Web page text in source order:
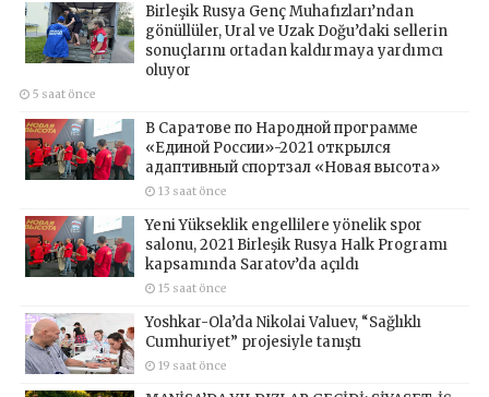
Birleşik Rusya Genç Muhafızları’ndan
gönüllüler, Ural ve Uzak Doğu’daki sellerin
sonuçlarını ortadan kaldırmaya yardımcı
oluyor
5 saat önce
В Саратове по Народной программе
«Единой России»-2021 открылся
адаптивный спортзал «Новая высота»
13 saat önce
Yeni Yükseklik engellilere yönelik spor
salonu, 2021 Birleşik Rusya Halk Programı
kapsamında Saratov’da açıldı
15 saat önce
Yoshkar-Ola’da Nikolai Valuev, “Sağlıklı
Cumhuriyet” projesiyle tanıştı
19 saat önce